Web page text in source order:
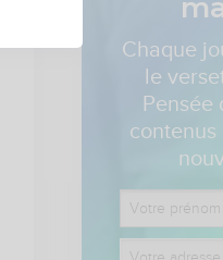
Chaque
le
Pensée
contenus